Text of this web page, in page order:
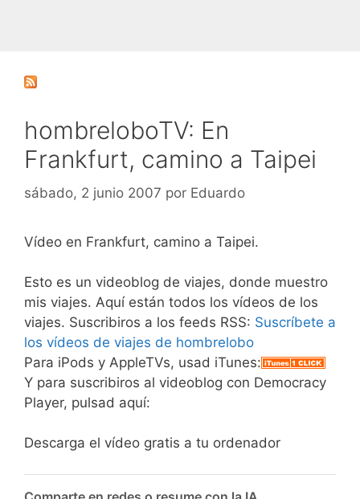
hombreloboTV: En
Frankfurt, camino a Taipei
sábado, 2 junio 2007 por Eduardo
Vídeo en Frankfurt, camino a Taipei.
Esto es un videoblog de viajes, donde muestro
mis viajes. Aquí están todos los vídeos de los
viajes. Suscribiros a los feeds RSS: Suscríbete a
los vídeos de viajes de hombrelobo
Para iPods y AppleTVs, usad iTunes:
Y para suscribiros al videoblog con Democracy
Player, pulsad aquí:
Descarga el vídeo gratis a tu ordenador